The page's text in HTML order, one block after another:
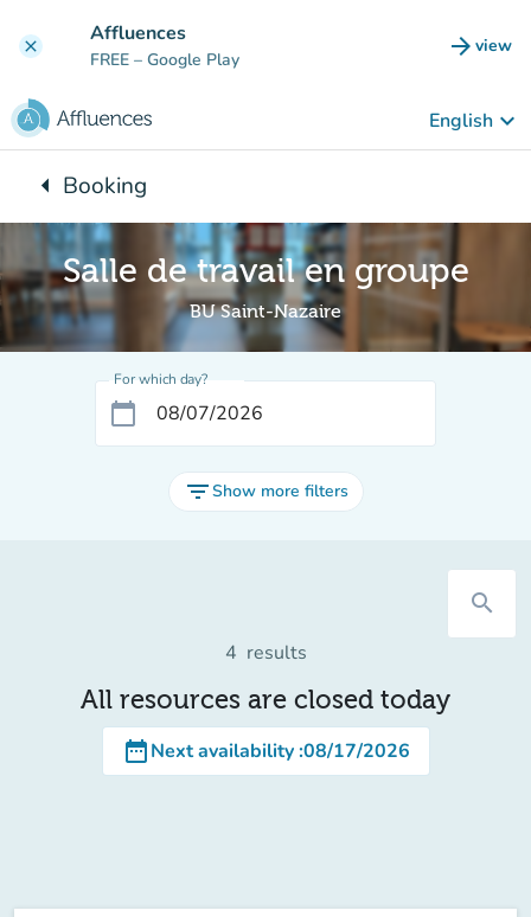
clear Affluences
FREE – Google Play arrow_forward view
(new
English keyboard_arrow_down
arrow_leftBack to:
Booking
Salle de travail en groupe
BU Saint-Nazaire
For which day?
calendar_today
filter_listShow more filters
search
4 results
All resources are closed today
date_rangeNext availability:08/17/2026